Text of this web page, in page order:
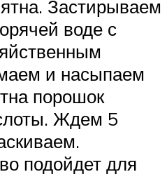
Застирываем
воде с
и насыпаем
порошок
Ждем 5
подойдет для